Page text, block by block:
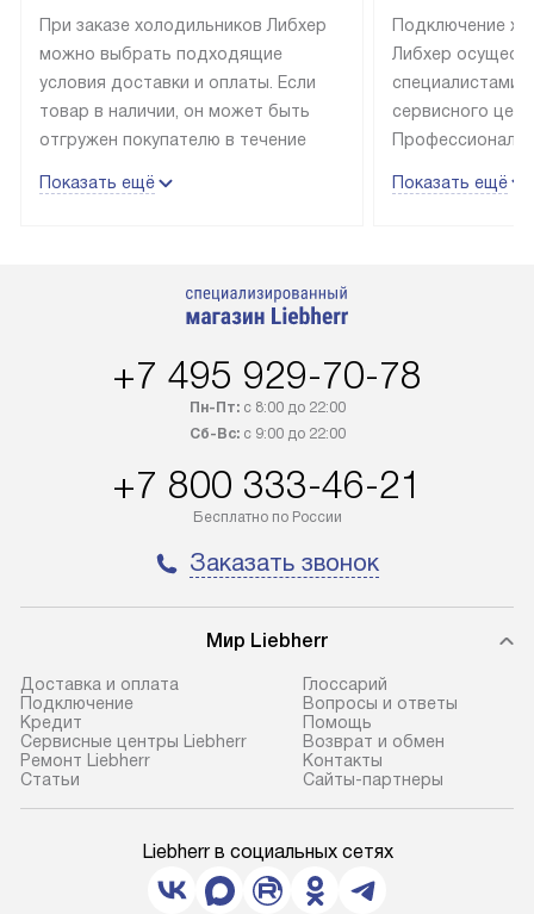
При заказе холодильников Либхер
можно выбрать подходящие
условия доставки и оплаты. Если
товар в наличии, он может быть
отгружен покупателю в течение
лейблом доставляется бесплатно
Показать ещё
Подключение
Либхер
специалистами
сервисного
эксплуатации
Показать ещё
+7 495 929-70-78
Пн-Пт:с 8:00 до 22:00
Сб-Вс:с 9:00 до 22:00
+7 800 333-46-21
Бесплатно по России
Заказать звонок
Мир Liebherr
Доставка и оплата
Подключение
Кредит
Сервисные центры Liebherr
Ремонт Liebherr
Cтатьи
Глоссарий
Вопросы и ответы
Помощь
Возврат и обмен
Контакты
Сайты-партнеры
Liebherr в социальных сетях